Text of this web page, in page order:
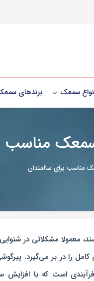
سمعک برندهای
مناسب
مناسب برای سالمندان
به سنین 60 تا 70 سالگی می‌رسند،
کامل را در بر می‌گیرد.
فرآیندی است که با